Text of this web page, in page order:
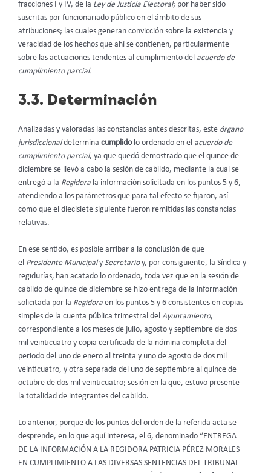
fracciones I y IV, de la Ley de Justicia Electoral; por haber sido
suscritas por funcionariado público en el ámbito de sus
atribuciones; las cuales generan convicción sobre la existencia y
veracidad de los hechos que ahí se contienen, particularmente
sobre las actuaciones tendentes al cumplimiento del acuerdo de
cumplimiento parcial.
3.3. Determinación
Analizadas y valoradas las constancias antes descritas, este órgano
jurisdiccionaldetermina cumplido lo ordenado en el acuerdo de
cumplimiento parcial, ya que quedó demostrado que el quince de
diciembre se llevó a cabo la sesión de cabildo, mediante la cual se
entregó a la Regidora la información solicitada en los puntos 5 y 6,
atendiendo a los parámetros que para tal efecto se fijaron, así
como que el diecisiete siguiente fueron remitidas las constancias
relativas.
En ese sentido, es posible arribar a la conclusión de que
el Presidente Municipaly Secretarioy, por consiguiente, la Síndica y
regidurías, han acatado lo ordenado, toda vez que en la sesión de
cabildo de quince de diciembre se hizo entrega de la información
solicitada por la Regidora en los puntos 5 y 6 consistentes en copias
simples de la cuenta pública trimestral del Ayuntamiento,
correspondiente a los meses de julio, agosto y septiembre de dos
mil veinticuatro y copia certificada de la nómina completa del
periodo del uno de enero al treinta y uno de agosto de dos mil
veinticuatro, y otra separada del uno de septiembre al quince de
octubre de dos mil veinticuatro; sesión en la que, estuvo presente
la totalidad de integrantes del cabildo.
Lo anterior, porque de los puntos del orden de la referida acta se
desprende, en lo que aquí interesa, el 6, denominado “ENTREGA
DE LA INFORMACIÓN A LA REGIDORA PATRICIA PÉREZ MORALES
EN CUMPLIMIENTO A LAS DIVERSAS SENTENCIAS DEL TRIBUNAL